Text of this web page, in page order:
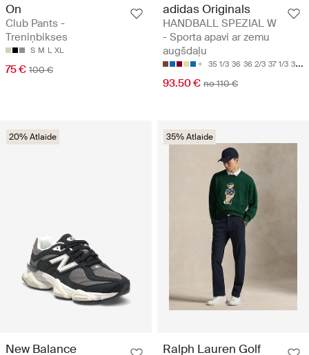
On
Club Pants -
Treniņbikses
S M L XL
75 € 100 €
adidas Originals
HANDBALL SPEZIAL W
- Sporta apavi ar zemu
augšdaļu
35 1/3 36 36 2/3 37 1/3 38
93.50 € no 110 €
20% Atlaide
New Balance
35% Atlaide
Ralph Lauren Golf